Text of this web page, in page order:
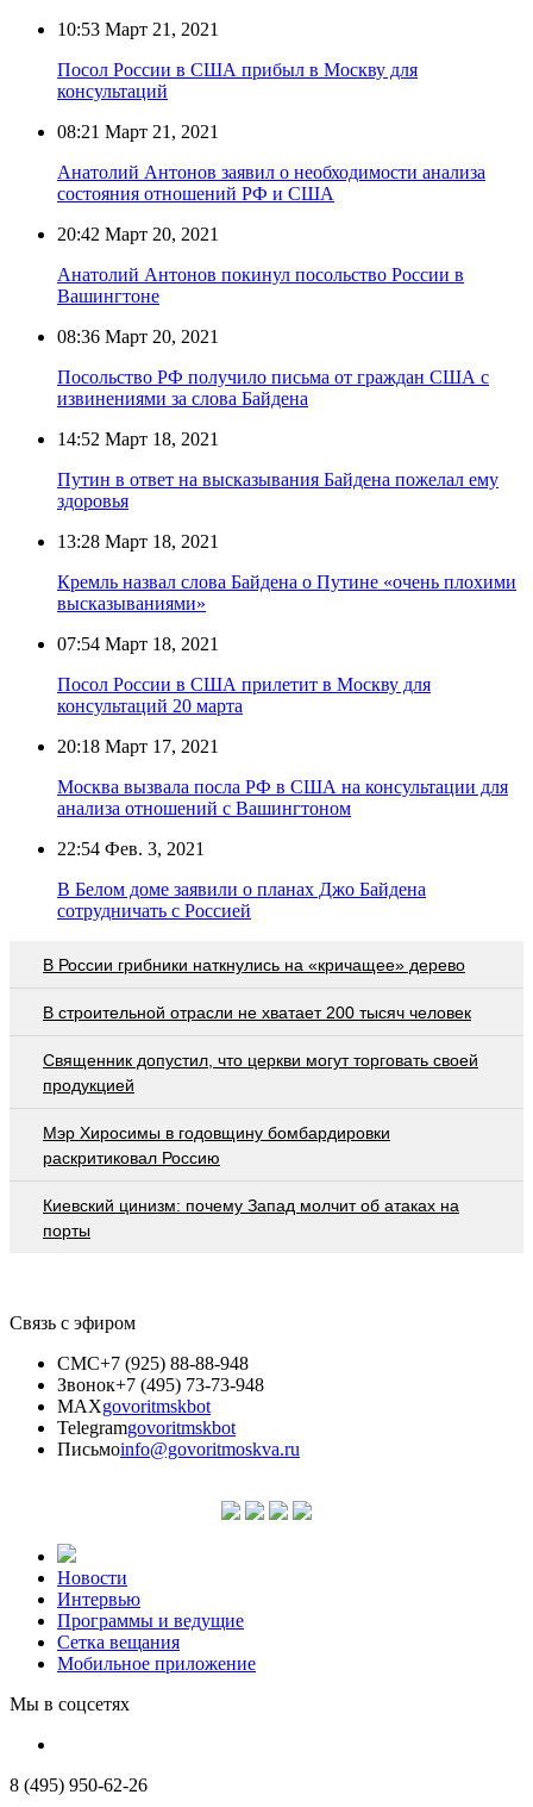
10:53 Март 21, 2021
Посол России в США прибыл в Москву для
консультаций
08:21 Март 21, 2021
Анатолий Антонов заявил о необходимости анализа
состояния отношений РФ и США
20:42 Март 20, 2021
Анатолий Антонов покинул посольство России в
Вашингтоне
08:36 Март 20, 2021
Посольство РФ получило письма от граждан США с
извинениями за слова Байдена
14:52 Март 18, 2021
Путин в ответ на высказывания Байдена пожелал ему
здоровья
13:28 Март 18, 2021
Кремль назвал слова Байдена о Путине «очень плохими
высказываниями»
07:54 Март 18, 2021
Посол России в США прилетит в Москву для
консультаций 20 марта
20:18 Март 17, 2021
Москва вызвала посла РФ в США на консультации для
анализа отношений с Вашингтоном
22:54 Фев. 3, 2021
В Белом доме заявили о планах Джо Байдена
сотрудничать с Россией
В России грибники наткнулись на «кричащее» дерево
В строительной отрасли не хватает 200 тысяч человек
Священник допустил, что церкви могут торговать своей
продукцией
Мэр Хиросимы в годовщину бомбардировки
раскритиковал Россию
Киевский цинизм: почему Запад молчит об атаках на
порты
Связь с эфиром
СМС+7 (925) 88-88-948
Звонок+7 (495) 73-73-948
MAXgovoritmskbot
Telegramgovoritmskbot
Письмоinfo@govoritmoskva.ru
Новости
Интервью
Программы и ведущие
Сетка вещания
Мобильное приложение
Мы в соцсетях
8 (495) 950-62-26